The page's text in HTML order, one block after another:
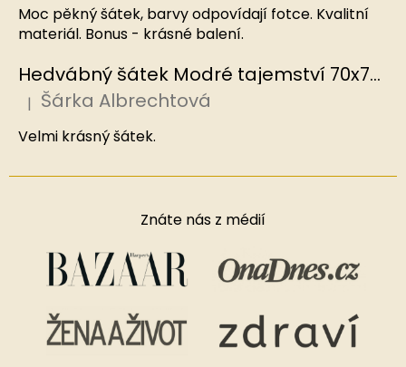
Moc pěkný šátek, barvy odpovídají fotce. Kvalitní
materiál. Bonus - krásné balení.
Hedvábný šátek Modré tajemství 70x70 cm v dárkovém balení, HEDVÁBNÝ SVĚT
Hodnocení produktu je 5 z 5 hvězdiček.
| Šárka Albrechtová
Velmi krásný šátek.
Znáte nás z médií